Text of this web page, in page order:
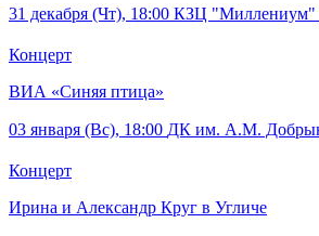
31 декабря (Чт), 18:00 КЗЦ "Миллениум"
Концерт
ВИА «Синяя птица»
03 января (Вс), 18:00 ДК им. А.М.
Концерт
Ирина и Александр Круг в Угличе